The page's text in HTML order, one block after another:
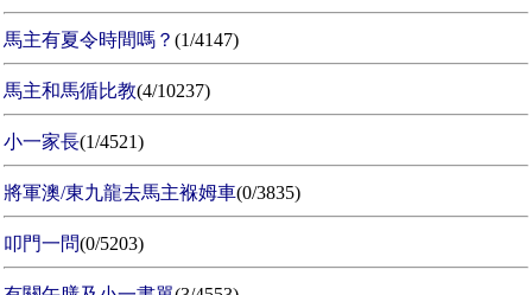
馬主有夏令時間嗎？ (1/4147)
馬主和馬循比教(4/10237)
小一家長(1/4521)
將軍澳/東九龍去馬主褓姆車(0/3835)
叩門一問(0/5203)